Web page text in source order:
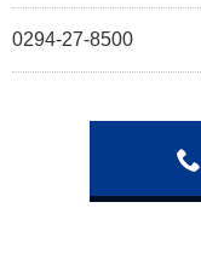
0294-27-8500